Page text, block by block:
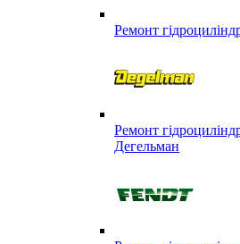
Ремонт
Ремонт
Дегельман